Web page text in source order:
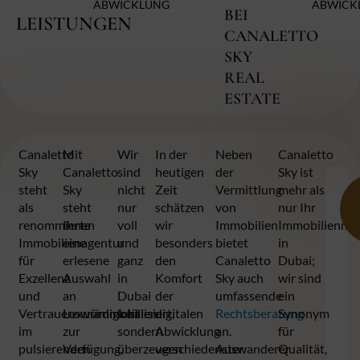
LEISTUNGEN
ABWICKLUNG
BEI
CANALETTO
SKY
REAL
ESTATE
Canaletto
Sky
steht
als
renommierte
Immobilienagentur
für
Exzellenz
und
Vertrauenswürdigkeit
im
pulsierenden
Mit
Canaletto
Sky
steht
Ihnen
eine
erlesene
Auswahl
an
Luxusimmobilien
zur
Verfügung,
Wir
sind
nicht
nur
voll
und
ganz
in
Dubai
lokalisiert,
sondern
überzeugen
In der
heutigen
Zeit
schätzen
wir
besonders
den
Komfort
der
digitalen
Abwicklung
verschiedenster
Neben
der
Vermittlung
von
Immobilien
bietet
Canaletto
Sky auch
umfassende
Rechtsberatung
an.
Auswanderer
Canaletto
Sky ist
mehr als
nur Ihr
in
Dubai;
wir sind
ein
Synonym
für
Qualität,